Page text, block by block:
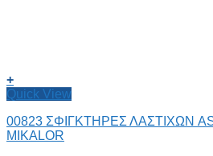
+
Quick View
00823 ΣΦΙΓΚΤΗΡΕΣ ΛΑΣΤΙΧΩΝ
MIKALOR